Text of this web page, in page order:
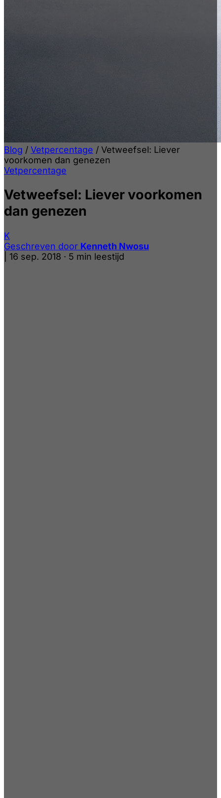
Blog / Vetpercentage / Vetweefsel: Liever
voorkomen dan genezen
Vetpercentage
Vetweefsel: Liever voorkomen
dan genezen
K
Geschreven door Kenneth Nwosu
16 sep. 2018 · 5 min leestijd